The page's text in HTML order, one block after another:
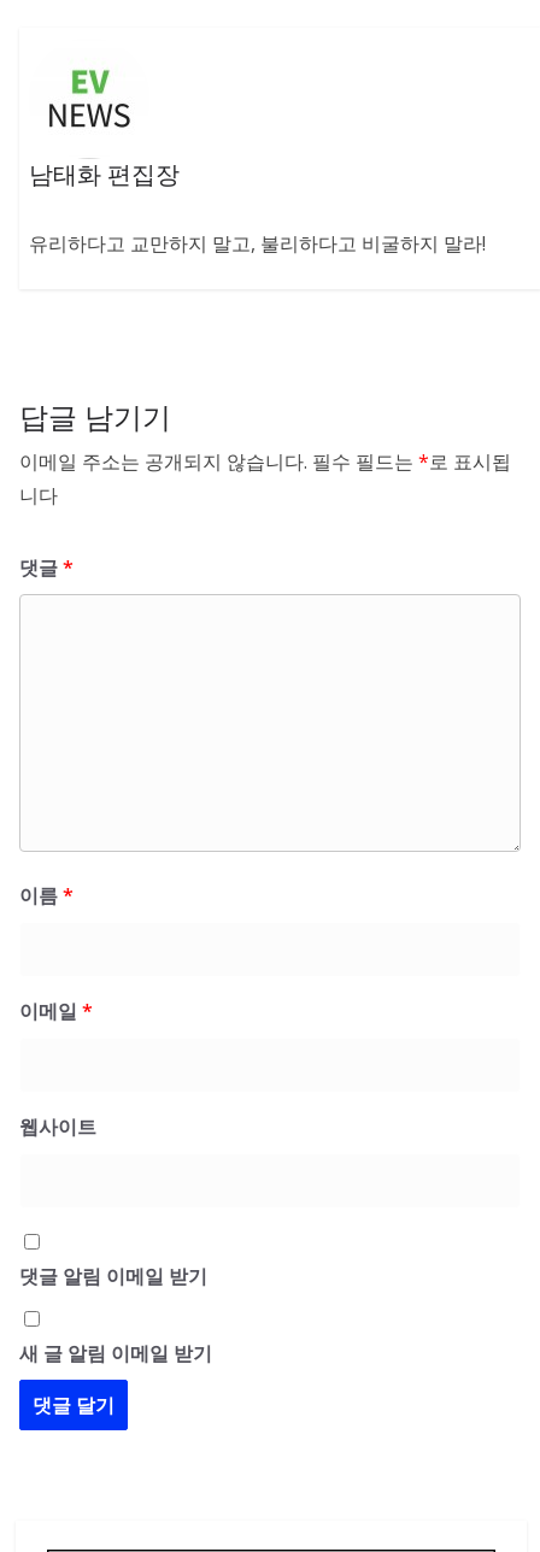
남태화 편집장
유리하다고 교만하지 말고, 불리하다고 비굴하지 말라!
답글 남기기
이메일 주소는 공개되지 않습니다. 필수 필드는 *로 표시됩
니다
댓글*
이름*
이메일 *
웹사이트
댓글 알림 이메일 받기
새 글 알림 이메일 받기